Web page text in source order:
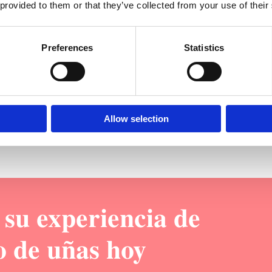
to them or that they’ve collected from your use of
Preferences Statistics
Allow selection
Fórmula
Los esmaltes de gel Tenteu Hema
hipoalergénica, diseñada para
opción más segura para pieles
experiencia de
de uñas hoy